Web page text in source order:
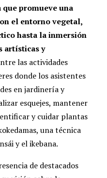
promueve una
el entorno vegetal,
hasta la inmersión
artísticas y
las actividades
donde los asistentes
en jardinería y
esquejes, mantener
y cuidar plantas
una técnica
y el ikebana.
de destacados